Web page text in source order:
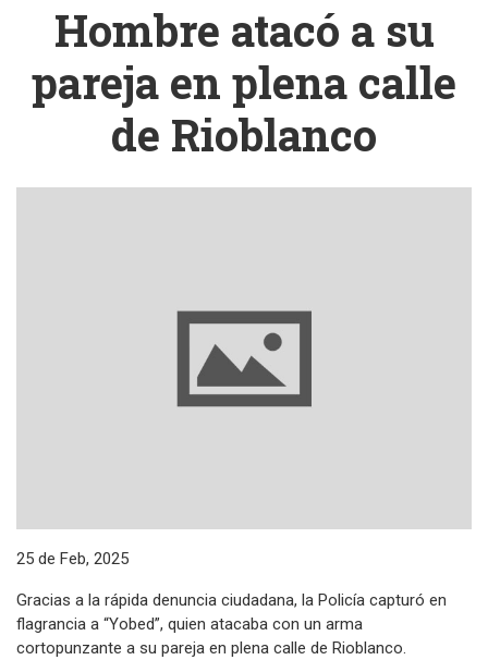
Hombre atacó a su
pareja en plena calle
de Rioblanco
25 de Feb, 2025
Gracias a la rápida denuncia ciudadana, la Policía capturó en
flagrancia a “Yobed”, quien atacaba con un arma
cortopunzante a su pareja en plena calle de Rioblanco.